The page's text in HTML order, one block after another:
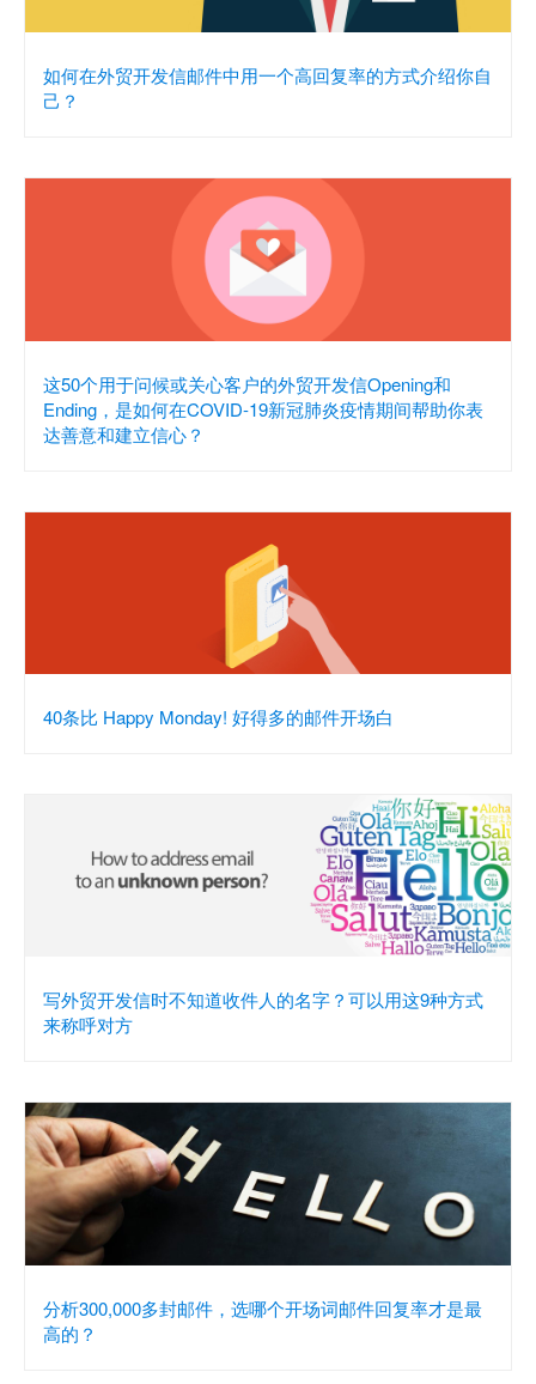
如何在外贸开发信邮件中用一个高回复率的方式介绍你自
己？
这50个用于问候或关心客户的外贸开发信Opening和
Ending，是如何在COVID-19新冠肺炎疫情期间帮助你表
达善意和建立信心？
40条比 Happy Monday! 好得多的邮件开场白
写外贸开发信时不知道收件人的名字？可以用这9种方式
来称呼对方
分析300,000多封邮件，选哪个开场词邮件回复率才是最
高的？